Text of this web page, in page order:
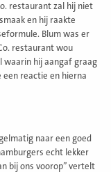
restaurant zal hij niet
en hij raakte
Blum was er
restaurant wou
waarin hij aangaf graag
reactie en hierna
naar een goed
echt lekker
bij ons voorop” vertelt